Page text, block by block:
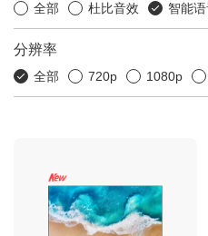
全部 杜比音效 智能
分辨率
全部 720p 1080p